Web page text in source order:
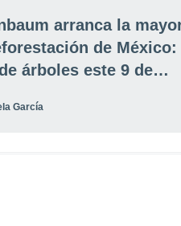
arranca la
de México:
árboles este 9 de
García